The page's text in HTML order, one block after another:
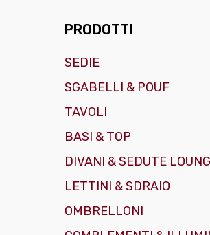
PRODOTTI
SEDIE
SGABELLI & POUF
TAVOLI
BASI & TOP
DIVANI & SEDUTE
LETTINI & SDRAIO
OMBRELLONI